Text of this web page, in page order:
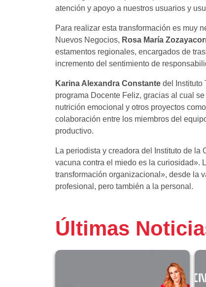
atención y apoyo a nuestros usuarios y
Para realizar esta transformación es muy
Nuevos Negocios, Rosa María
estamentos regionales, encargados de
incremento del sentimiento de
Karina Alexandra Constante del Instituto
programa Docente Feliz, gracias al cual
nutrición emocional y otros proyectos
colaboración entre los miembros del
productivo.
La periodista y creadora del Instituto de la
vacuna contra el miedo es la curiosidad».
transformación organizacional», desde la
profesional, pero también a la personal.
Últimas